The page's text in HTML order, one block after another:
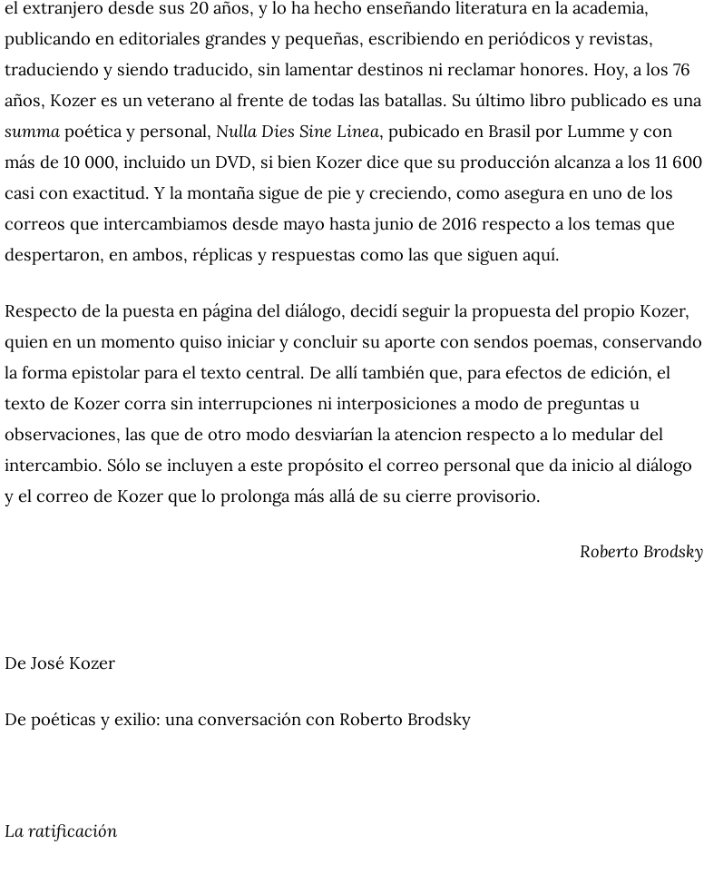
el extranjero desde sus 20 años, y lo ha hecho enseñando literatura en la academia,
publicando en editoriales grandes y pequeñas, escribiendo en periódicos y revistas,
traduciendo y siendo traducido, sin lamentar destinos ni reclamar honores. Hoy, a los 76
años, Kozer es un veterano al frente de todas las batallas. Su último libro publicado es una
summa poética y personal, Nulla Dies Sine Linea, pubicado en Brasil por Lumme y con
más de 10 000, incluido un DVD, si bien Kozer dice que su producción alcanza a los 11 600
casi con exactitud. Y la montaña sigue de pie y creciendo, como asegura en uno de los
correos que intercambiamos desde mayo hasta junio de 2016 respecto a los temas que
despertaron, en ambos, réplicas y respuestas como las que siguen aquí.
Respecto de la puesta en página del diálogo, decidí seguir la propuesta del propio Kozer,
quien en un momento quiso iniciar y concluir su aporte con sendos poemas, conservando
la forma epistolar para el texto central. De allí también que, para efectos de edición, el
texto de Kozer corra sin interrupciones ni interposiciones a modo de preguntas u
observaciones, las que de otro modo desviarían la atencion respecto a lo medular del
intercambio. Sólo se incluyen a este propósito el correo personal que da inicio al diálogo
y el correo de Kozer que lo prolonga más allá de su cierre provisorio.
Roberto Brodsky
De José Kozer
De poéticas y exilio: una conversación con Roberto Brodsky
La ratificación